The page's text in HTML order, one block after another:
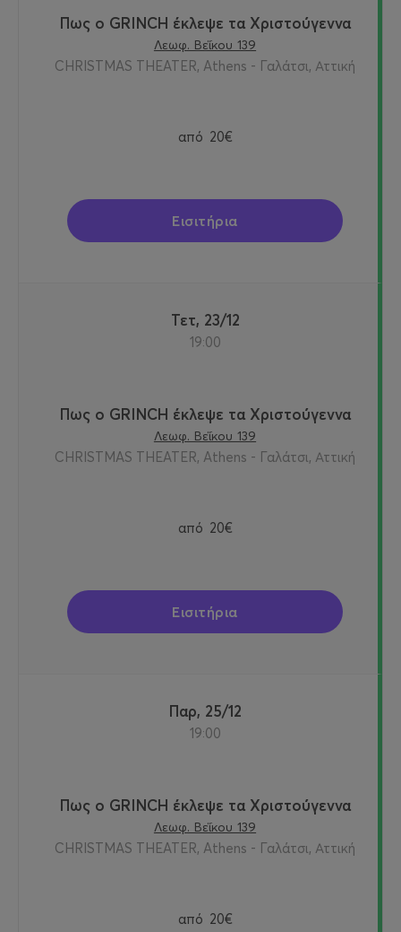
Πως ο GRINCH έκλεψε τα Χριστούγεννα
Λεωφ. Βεΐκου 139
CHRISTMAS THEATER, Athens - Γαλάτσι, Αττική
από 20€
Εισιτήρια
Τετ, 23/12
19:00
Πως ο GRINCH έκλεψε τα Χριστούγεννα
Λεωφ. Βεΐκου 139
CHRISTMAS THEATER, Athens - Γαλάτσι, Αττική
από 20€
Εισιτήρια
Παρ, 25/12
19:00
Πως ο GRINCH έκλεψε τα Χριστούγεννα
Λεωφ. Βεΐκου 139
CHRISTMAS THEATER, Athens - Γαλάτσι, Αττική
από 20€